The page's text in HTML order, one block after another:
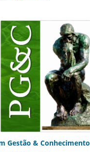
Gestão & Conhecimento